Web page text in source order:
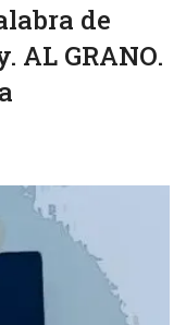
de
AL GRANO.